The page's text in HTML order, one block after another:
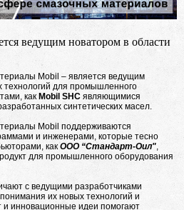
ведущим новатором в области
Mobil – является ведущим
технологий для промышленного
как Mobil SHC являющимися
синтетических масел.
Mobil поддерживаются
и инженерами, которые тесно
как ООО “Стандарт-Оил",
для промышленного оборудования
с ведущими разработчиками
их новых технологий и
и инновационные идеи помогают